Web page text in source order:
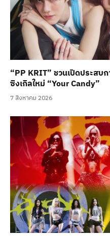
“PP KRIT” ชวนเปิดประสบ
ซิงเกิลใหม่ “Your Candy”
7 สิงหาคม 2026